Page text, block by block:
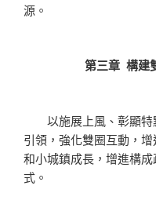
源。
第三章 構建
以施展上風、彰顯特
引領，強化雙圈互動，
和小城鎮成長，增進構
式。